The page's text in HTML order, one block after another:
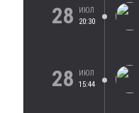
28
ИЮЛ
20:30
28
ИЮЛ
15:44